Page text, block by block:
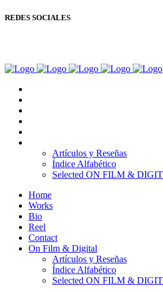
REDES SOCIALES
Artículos y Reseñas
Índice Alfabético
Selected ON FILM &
Home
Works
Bio
Reel
Contact
On Film & Digital
Artículos y Reseñas
Índice Alfabético
Selected ON FILM &